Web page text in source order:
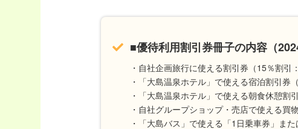
■優待利用割引券冊子の内容（
・自社企画旅行に使える割引券（15％割引
・「大島温泉ホテル」で使える宿泊割引券
・「大島温泉ホテル」で使える朝食休憩割
・自社グループショップ・売店で使える買
・「大島バス」で使える「1日乗車券」ま